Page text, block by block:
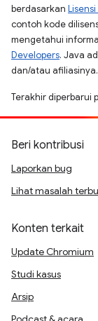
berdasarkan
contoh kode
mengetahui
Developers. Java
dan/atau afiliasinya.
Terakhir diperbarui
Beri kontribusi
Laporkan bug
Lihat masalah
Konten terkait
Update Chromium
Studi kasus
Arsip